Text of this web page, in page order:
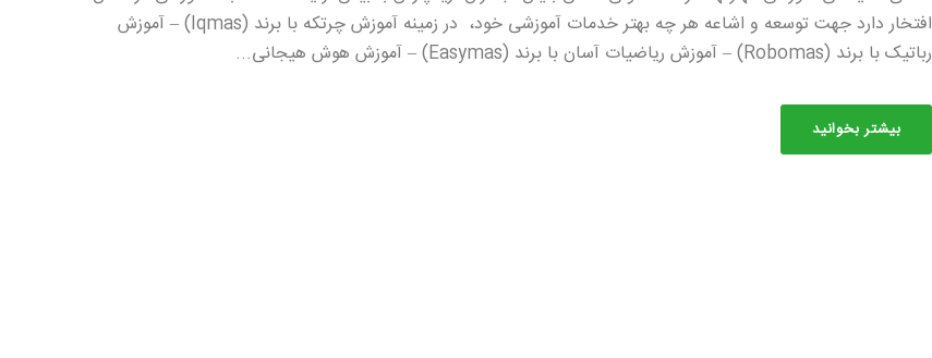
افتخار دارد جهت توسعه و اشاعه هر چه بهتر خدمات آموزشی خود، در زمینه آموزش چرتکه با برند (Iqmas) – آموزش
رباتیک با برند (Robomas) – آموزش ریاضیات آسان با برند (Easymas) – آموزش هوش هیجانی...
بیشتر بخوانید